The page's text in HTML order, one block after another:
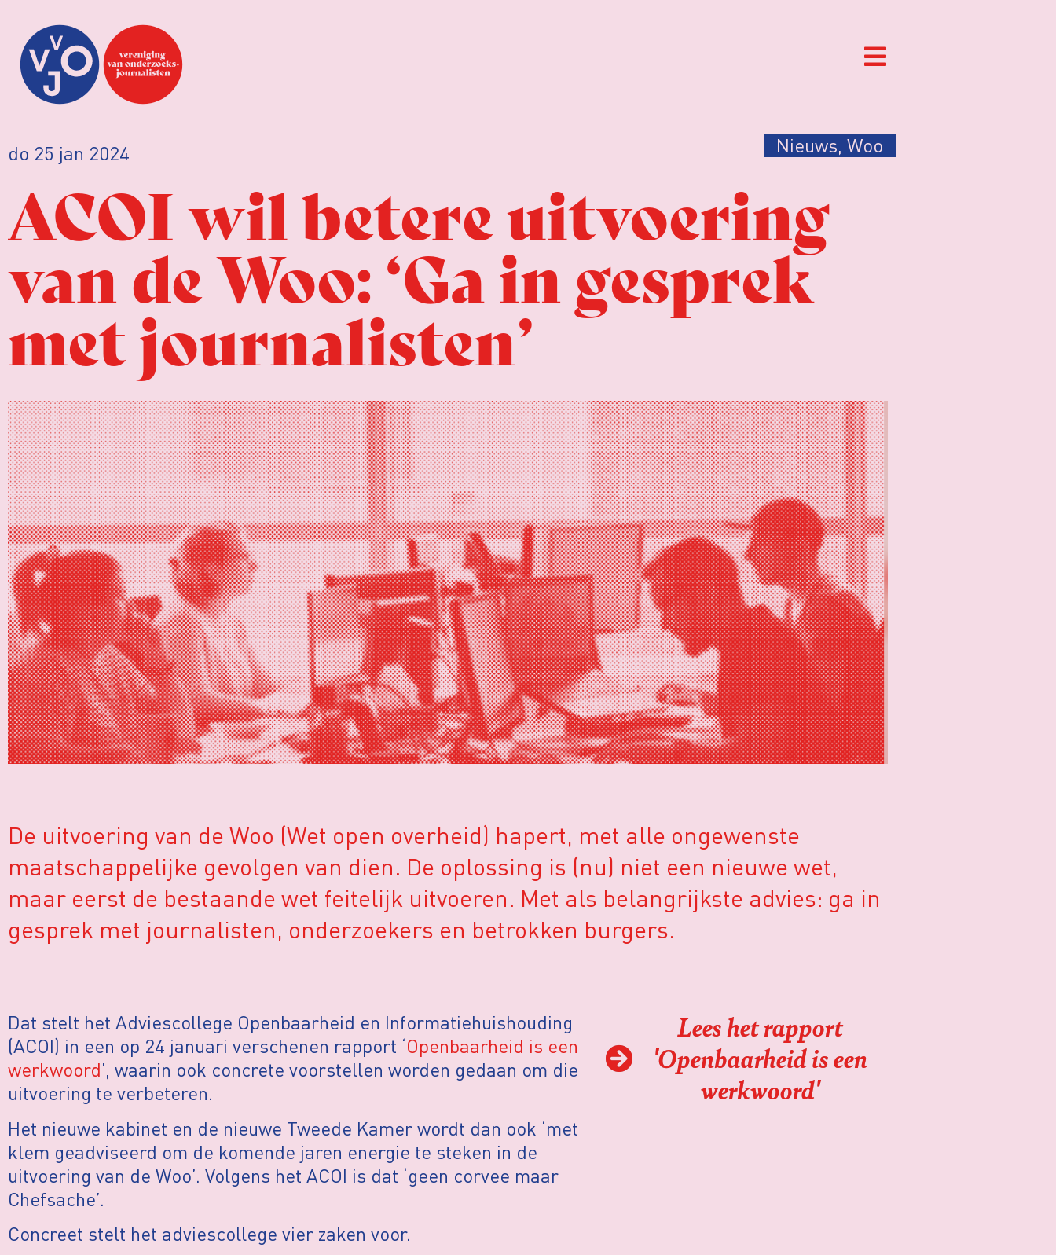
do 25 jan 2024 Nieuws, Woo
ACOI wil betere uitvoering
van de Woo: ‘Ga in gesprek
met journalisten’
De uitvoering van de Woo (Wet open overheid) hapert, met alle ongewenste
maatschappelijke gevolgen van dien. De oplossing is (nu) niet een nieuwe wet,
maar eerst de bestaande wet feitelijk uitvoeren. Met als belangrijkste advies: ga in
gesprek met journalisten, onderzoekers en betrokken burgers.
Dat stelt het Adviescollege Openbaarheid en Informatiehuishouding
(ACOI) in een op 24 januari verschenen rapport ‘Openbaarheid is een
werkwoord’, waarin ook concrete voorstellen worden gedaan om die
uitvoering te verbeteren.
Het nieuwe kabinet en de nieuwe Tweede Kamer wordt dan ook ‘met
klem geadviseerd om de komende jaren energie te steken in de
uitvoering van de Woo’. Volgens het ACOI is dat ‘geen corvee maar
Chefsache’.
Concreet stelt het adviescollege vier zaken voor.
Lees het rapport
'Openbaarheid is een
werkwoord'